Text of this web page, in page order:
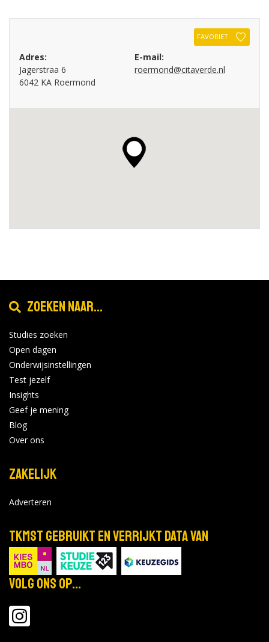
FAVORIET
Adres:
Jagerstraa 6
6042 KA Roermond
E-mail:
roermond@citaverde.nl
Zoeken naar...
Studies zoeken
Open dagen
Onderwijsinstellingen
Test jezelf
Insights
Geef je mening
Blog
Over ons
Zakelijk
Adverteren
TKMST gebruikt en verrijkt data van
Volg ons op...